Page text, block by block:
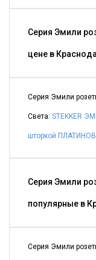
Серия Эмили
цене в
Серия Эмили
Света: STEKKER
шторкой
Серия Эмили
популярные в
Серия Эмили